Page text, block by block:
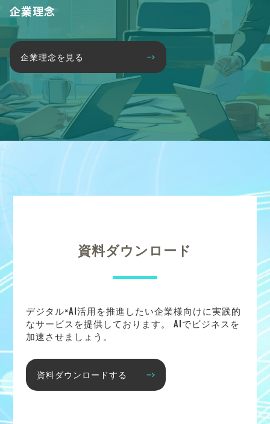
企業理念
企業理念を見る
資料ダウンロード
デジタル×AI活用を推進したい企業様向けに実践的
なサービスを提供しております。 AIでビジネスを
加速させましょう。
資料ダウンロードする